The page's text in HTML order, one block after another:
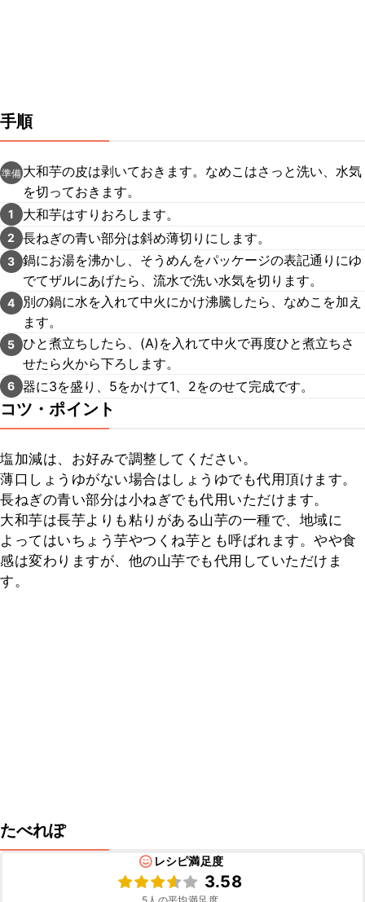
手順
準備 大和芋の皮は剥いておきます。なめこはさっと洗い、水気
を切っておきます。
1 大和芋はすりおろします。
2 長ねぎの青い部分は斜め薄切りにします。
3 鍋にお湯を沸かし、そうめんをパッケージの表記通りにゆ
でてザルにあげたら、流水で洗い水気を切ります。
4
別の鍋に水を入れて中火にかけ沸騰したら、なめこを加え
ます。
5 ひと煮立ちしたら、(A)を入れて中火で再度ひと煮立ちさ
せたら火から下ろします。
6 器に3を盛り、5をかけて1、2をのせて完成です。
コツ・ポイント
塩加減は、お好みで調整してください。
薄口しょうゆがない場合はしょうゆでも代用頂けます。
長ねぎの青い部分は小ねぎでも代用いただけます。
大和芋は長芋よりも粘りがある山芋の一種で、地域に
よってはいちょう芋やつくね芋とも呼ばれます。やや食
感は変わりますが、他の山芋でも代用していただけま
す。
たべれぽ
レシピ満足度
3.58